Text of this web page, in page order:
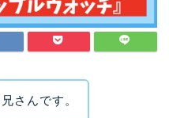
さんです。